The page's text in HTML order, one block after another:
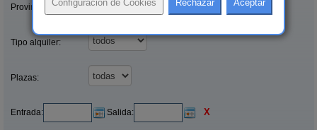
Provincias/Islas:
Tipo alquiler:
Plazas:
Entrada: Salida: X